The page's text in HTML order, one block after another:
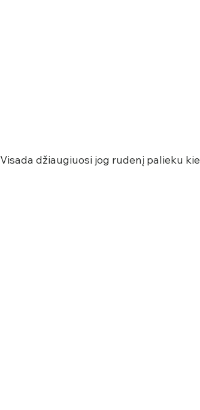
Visada džiaugiuosi jog rudenį palieku